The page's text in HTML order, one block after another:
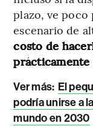
plazo, ve poco
escenario de
costo de
prácticamente
Ver más: El
podría unirse a
mundo en 2030